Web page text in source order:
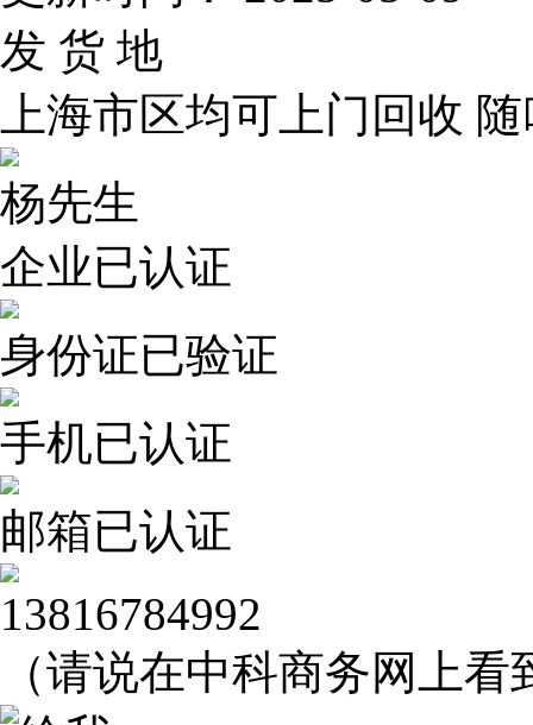
发 货 地
上海市区均可上门回收
杨先生
企业已认证
身份证已验证
手机已认证
邮箱已认证
13816784992
（请说在中科商务网上看